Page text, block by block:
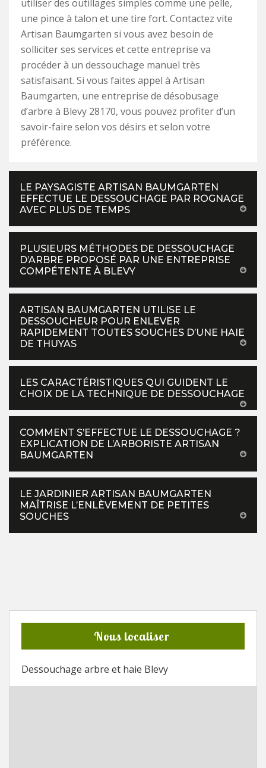
utiliser des outillages simples comme une pelle,
une pince à talon et une tire fort. Contactez vite
Artisan Baumgarten si vous avez besoin de
solliciter ses services et cette entreprise va
procéder à un dessouchage manuel très
satisfaisant. Si vous faites appel à Artisan
Baumgarten, une entreprise de désobusage
d’arbre à Blevy 28170, vous pouvez profiter d’un
savoir-faire selon vos désirs et selon votre
préférence.
LE PAYSAGISTE ARTISAN BAUMGARTEN
EFFECTUE LE DESSOUCHAGE PAR ROGNAGE
AVEC PLUS DE TEMPS
PLUSIEURS MÉTHODES DE DESSOUCHAGE
D’ARBRE PROPOSÉ PAR UNE ENTREPRISE
COMPÉTENTE À BLEVY
ARTISAN BAUMGARTEN UTILISE LE
DESSOUCHEUR POUR ENLEVER
RAPIDEMENT TOUTES SOUCHES D’UNE HAIE
DE THUYAS
LES CARACTÉRISTIQUES QUI GUIDENT LE
CHOIX DE LA TECHNIQUE DE DESSOUCHAGE
COMMENT S’EFFECTUE LE DESSOUCHAGE ?
EXPLICATION DE L’ARBORISTE ARTISAN
BAUMGARTEN
LE JARDINIER ARTISAN BAUMGARTEN
MAÎTRISE L’ENLÈVEMENT DE PETITES
SOUCHES
Nous localiser
Dessouchage arbre et haie Blevy